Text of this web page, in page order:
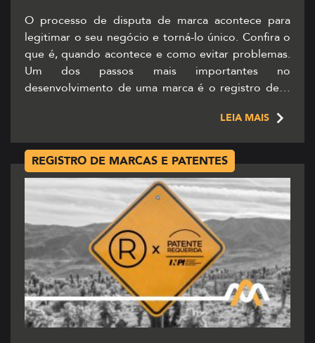
O processo de disputa de marca acontece para
legitimar o seu negócio e torná-lo único. Confira o
que é, quando acontece e como evitar problemas.
Um dos passos mais importantes no
desenvolvimento de uma marca é o registro dela.
nome ou logotipo que você pensou com […]
LEIA MAIS
REGISTRO DE MARCAS E PATENTES